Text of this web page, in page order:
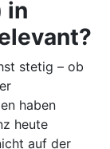
in
stetig – ob
haben
heute
auf der